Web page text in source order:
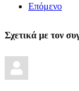
Επόμενο
Σχετικά με τον